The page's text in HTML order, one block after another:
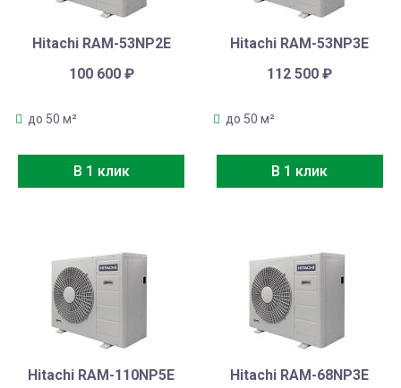
Hitachi RAM-53NP2E
100 600 ₽
до 50 м²
В 1 клик
Hitachi RAM-53NP3E
112 500₽
до 50 м²
В 1 клик
Hitachi RAM-110NP5E
Hitachi RAM-68NP3E